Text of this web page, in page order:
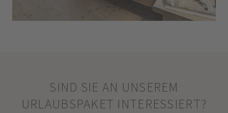
SIND SIE AN UNSEREM
URLAUBSPAKET INTERESSIERT?